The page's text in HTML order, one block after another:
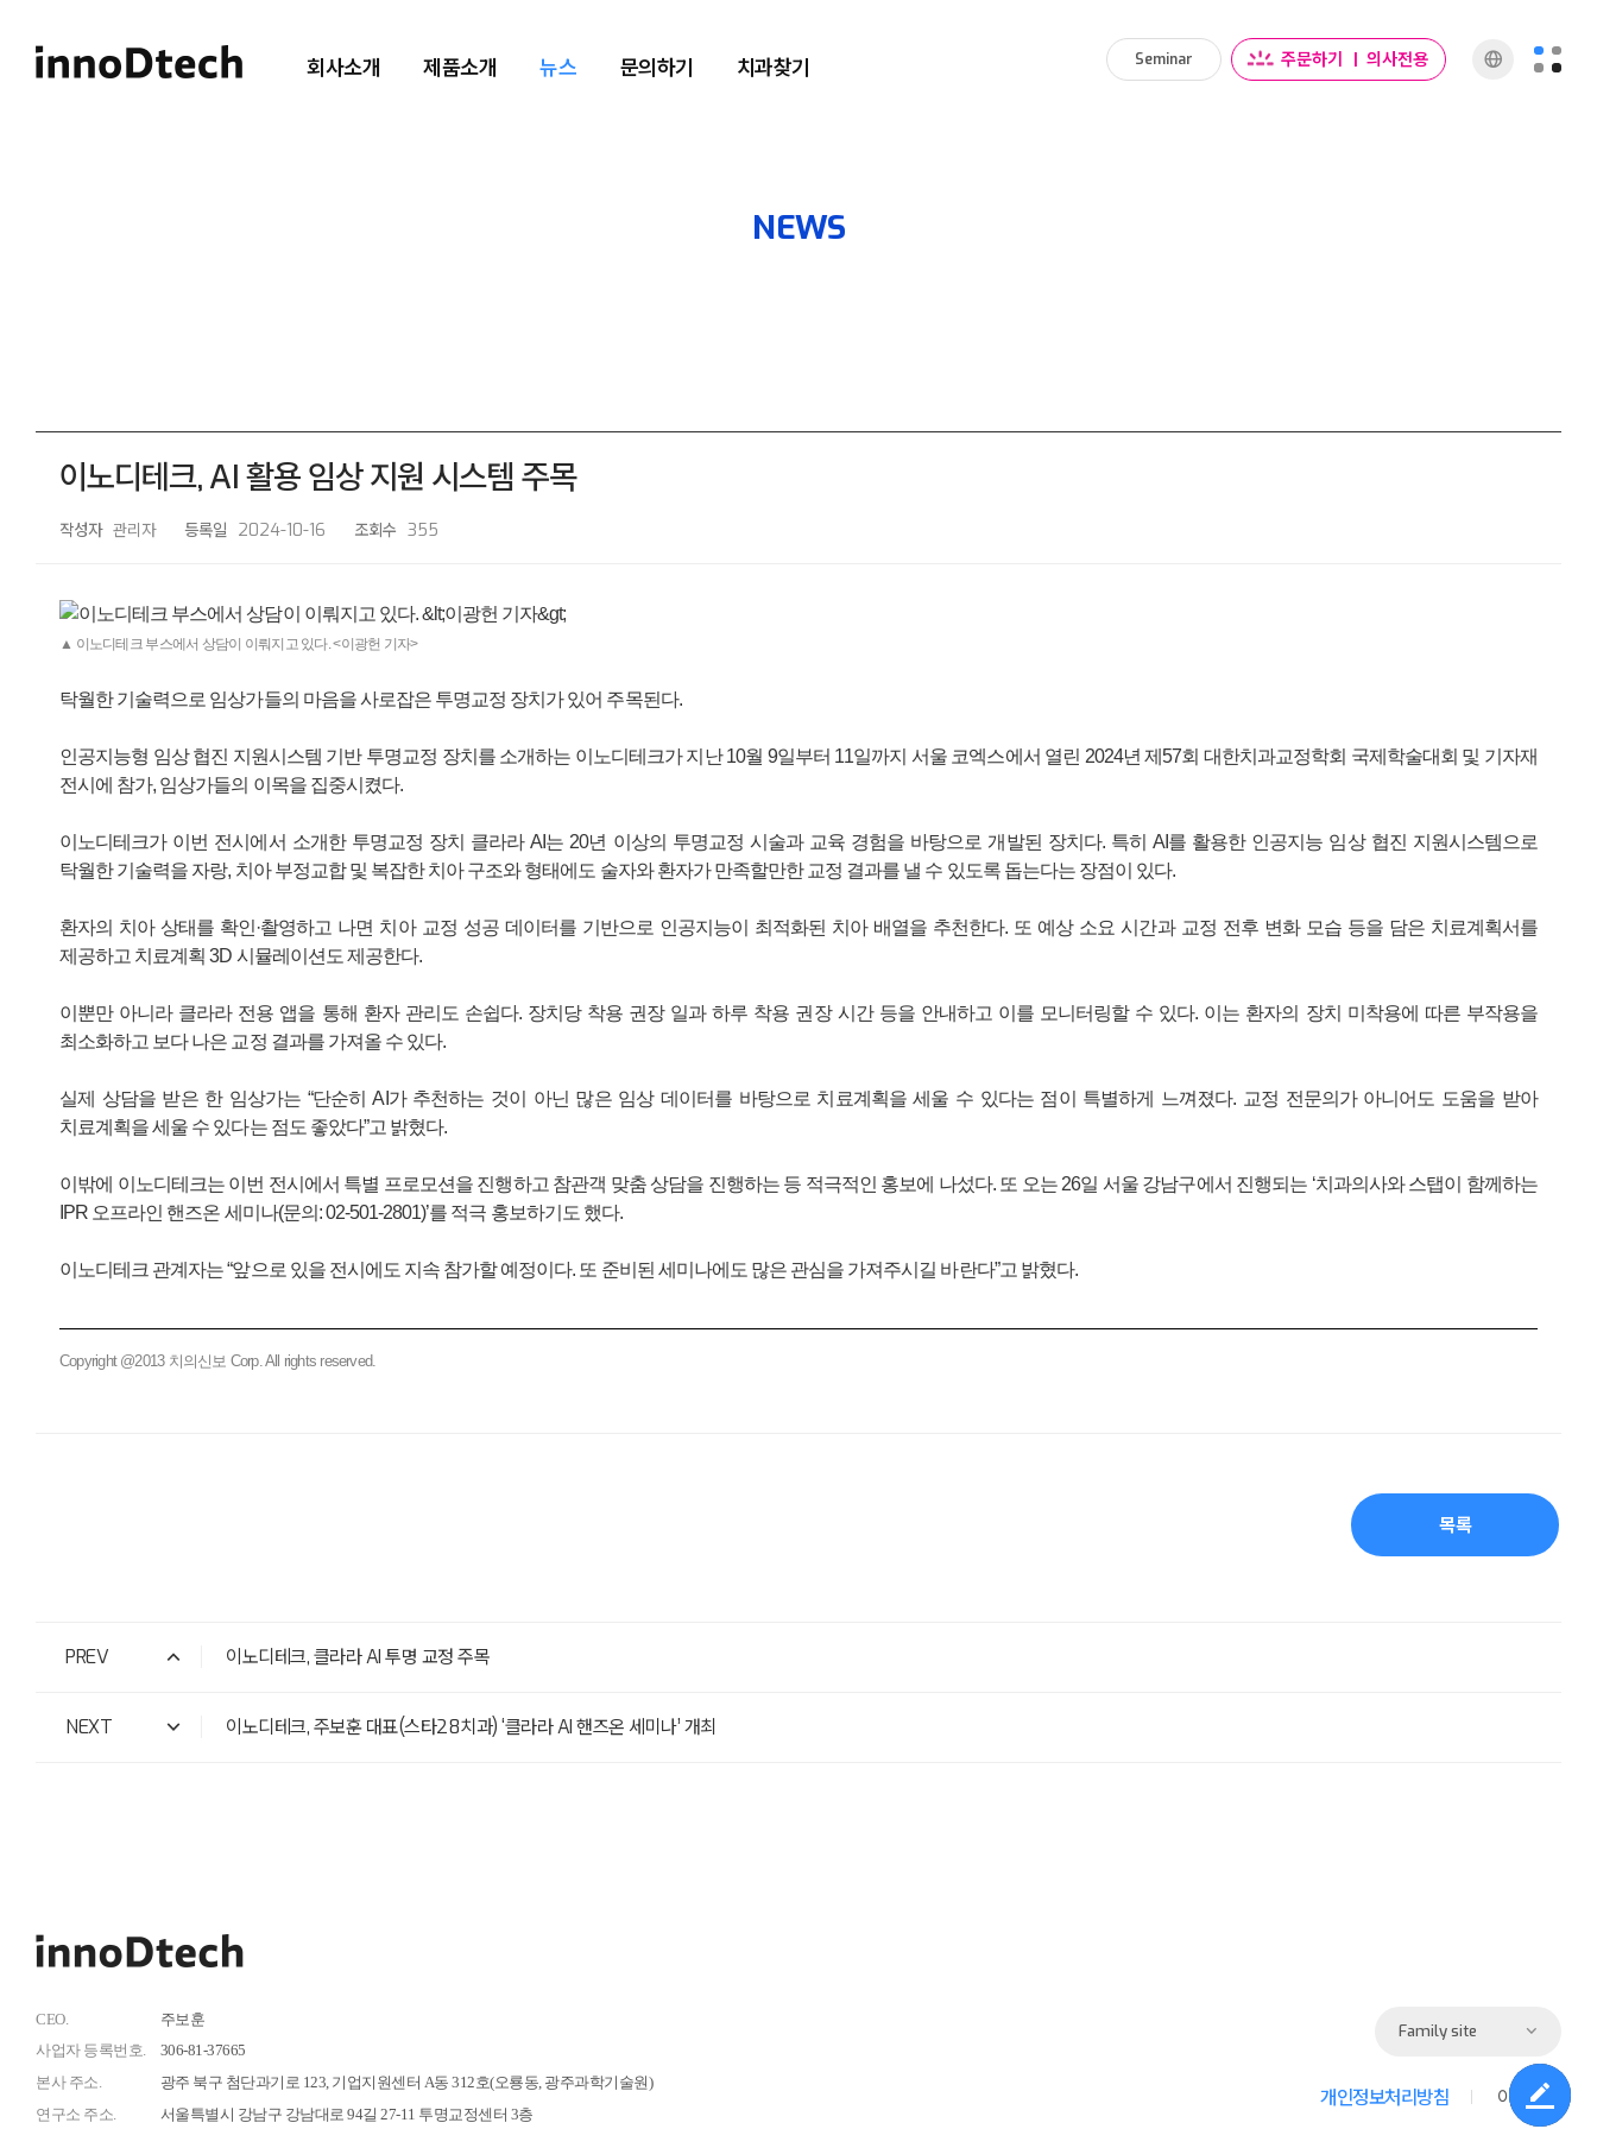
Seminar 주문하기 | 의사전용
회사소개 제품소개 뉴스 문의하기 치과찾기
NEWS
이노디테크, AI 활용 임상 지원 시스템 주목
작성자 관리자 등록일 2024-10-16 조회수 355
▲ 이노디테크 부스에서 상담이 이뤄지고 있다. <이광헌 기자>
탁월한 기술력으로 임상가들의 마음을 사로잡은 투명교정 장치가 있어 주목된다.
인공지능형 임상 협진 지원시스템 기반 투명교정 장치를 소개하는 이노디테크가 지난 10월 9일부터 11일까지 서울 코엑스에서 열린 2024년 제57회 대한치과교정학회 국제학술대회 및 기자재
전시에 참가, 임상가들의 이목을 집중시켰다.
이노디테크가 이번 전시에서 소개한 투명교정 장치 클라라 AI는 20년 이상의 투명교정 시술과 교육 경험을 바탕으로 개발된 장치다. 특히 AI를 활용한 인공지능 임상 협진 지원시스템으로
탁월한 기술력을 자랑, 치아 부정교합 및 복잡한 치아 구조와 형태에도 술자와 환자가 만족할만한 교정 결과를 낼 수 있도록 돕는다는 장점이 있다.
환자의 치아 상태를 확인·촬영하고 나면 치아 교정 성공 데이터를 기반으로 인공지능이 최적화된 치아 배열을 추천한다. 또 예상 소요 시간과 교정 전후 변화 모습 등을 담은 치료계획서를
제공하고 치료계획 3D 시뮬레이션도 제공한다.
이뿐만 아니라 클라라 전용 앱을 통해 환자 관리도 손쉽다. 장치당 착용 권장 일과 하루 착용 권장 시간 등을 안내하고 이를 모니터링할 수 있다. 이는 환자의 장치 미착용에 따른 부작용을
최소화하고 보다 나은 교정 결과를 가져올 수 있다.
실제 상담을 받은 한 임상가는 “단순히 AI가 추천하는 것이 아닌 많은 임상 데이터를 바탕으로 치료계획을 세울 수 있다는 점이 특별하게 느껴졌다. 교정 전문의가 아니어도 도움을 받아
치료계획을 세울 수 있다는 점도 좋았다”고 밝혔다.
이밖에 이노디테크는 이번 전시에서 특별 프로모션을 진행하고 참관객 맞춤 상담을 진행하는 등 적극적인 홍보에 나섰다. 또 오는 26일 서울 강남구에서 진행되는 ‘치과의사와 스탭이 함께하는
IPR 오프라인 핸즈온 세미나(문의: 02-501-2801)’를 적극 홍보하기도 했다.
이노디테크 관계자는 “앞으로 있을 전시에도 지속 참가할 예정이다. 또 준비된 세미나에도 많은 관심을 가져주시길 바란다”고 밝혔다.
Copyright @2013 치의신보 Corp. All rights reserved.
목록
PREV 이노디테크, 클라라 AI 투명 교정 주목
NEXT 이노디테크, 주보훈 대표(스타28치과) ‘클라라 AI 핸즈온 세미나’ 개최
CEO.
주보훈
사업자 등록번호.
306-81-37665
본사 주소.
광주 북구 첨단과기로 123, 기업지원센터 A동 312호(오룡동, 광주과학기술원)
연구소 주소.
서울특별시 강남구 강남대로 94길 27-11 투명교정센터 3층
Family site
개인정보처리방침 이용약관